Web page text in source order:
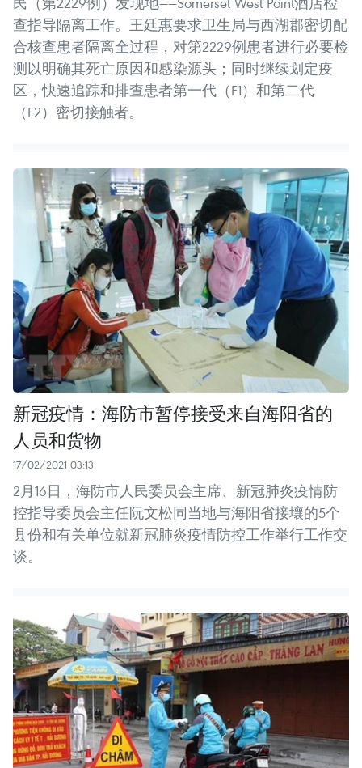
查指导隔离工作。王廷惠要求卫生局与西湖郡密切配
合核查患者隔离全过程，对第2229例患者进行必要检
测以明确其死亡原因和感染源头；同时继续划定疫
区，快速追踪和排查患者第一代（F1）和第二代
（F2）密切接触者。
新冠疫情：海防市暂停接受来自海阳省的
人员和货物
17/02/2021 03:13
2月16日，海防市人民委员会主席、新冠肺炎疫情防
控指导委员会主任阮文松同当地与海阳省接壤的5个
县份和有关单位就新冠肺炎疫情防控工作举行工作交
谈。